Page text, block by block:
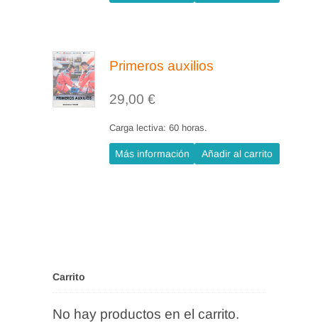
Primeros auxilios
29,00 €
Carga lectiva: 60 horas.
Más información Añadir al carrito
Carrito
No hay productos en el carrito.